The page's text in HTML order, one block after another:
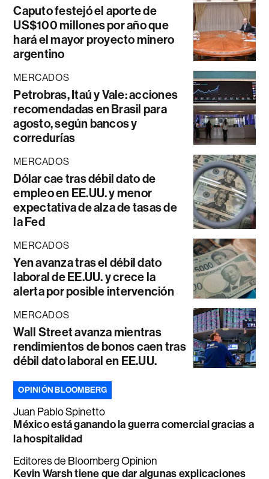
Caputo festejó el aporte de
US$100 millones por año que
hará el mayor proyecto minero
argentino
MERCADOS
Petrobras, Itaú y Vale: acciones
recomendadas en Brasil para
agosto, según bancos y
corredurías
MERCADOS
Dólar cae tras débil dato de
empleo en EE.UU. y menor
expectativa de alza de tasas de
la Fed
MERCADOS
Yen avanza tras el débil dato
laboral de EE.UU. y crece la
alerta por posible intervención
MERCADOS
Wall Street avanza mientras
rendimientos de bonos caen tras
débil dato laboral en EE.UU.
OPINIÓN BLOOMBERG
Juan Pablo Spinetto
México está ganando la guerra comercial gracias a
la hospitalidad
Editores de Bloomberg Opinion
Kevin Warsh tiene que dar algunas explicaciones